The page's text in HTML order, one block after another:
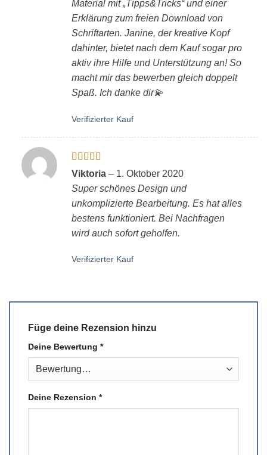
Material mit „Tipps&Tricks“ und einer
Erklärung zum freien Download von
Schriftarten. Janine, der kreative Kopf
dahinter, bietet nach dem Kauf sogar pro
aktiv ihre Hilfe und Unterstützung an! So
macht mir das bewerben gleich doppelt
Spaß. Ich danke dir💫
Verifizierter Kauf
Bewertet
mit5von 5
Viktoria – 1. Oktober 2020
Super schönes Design und
unkomplizierte Bearbeitung. Es hat alles
bestens funktioniert. Bei Nachfragen
wird auch sofort geholfen.
Verifizierter Kauf
Füge deine Rezension hinzu
Deine Bewertung *
Deine Rezension *